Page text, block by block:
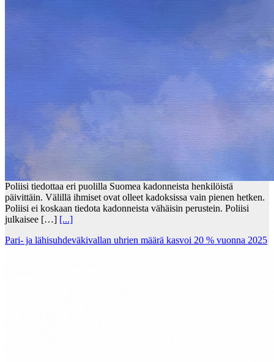
Poliisi tiedottaa eri puolilla Suomea kadonneista henkilöistä
päivittäin. Välillä ihmiset ovat olleet kadoksissa vain pienen hetken.
Poliisi ei koskaan tiedota kadonneista vähäisin perustein. Poliisi
julkaisee […] [...]
Pari- ja lähisuhdeväkivallan uhrien määrä kasvoi 20 % vuonna 2025